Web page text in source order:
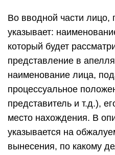
Во вводной части
указывает:
который будет
представление в
наименование лица,
процессуальное
представитель и т.д.),
место нахождения. В
указывается на
вынесения, по какому